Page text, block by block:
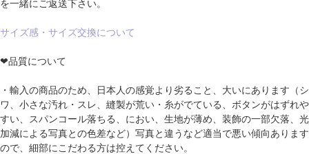
を一緒にご返送下さい。
サイズ感・サイズ交換について
❤品質について
・輸入の商品のため、日本人の感覚より劣ること、大いにあります（シ
ワ、小さな汚れ・スレ、縫製が荒い・糸がでている、ボタンがはずれや
すい、スパンコール落ちる、におい、生地が薄め、装飾の一部欠落、光
加減による写真との色差など）写真と違うなど適当で悪い傾向あります
ので、細部にこだわる方は控えてください。